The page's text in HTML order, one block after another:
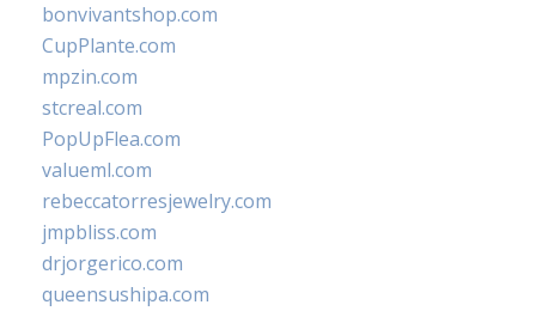
bonvivantshop.com
CupPlante.com
mpzin.com
stcreal.com
PopUpFlea.com
valueml.com
rebeccatorresjewelry.com
jmpbliss.com
drjorgerico.com
queensushipa.com